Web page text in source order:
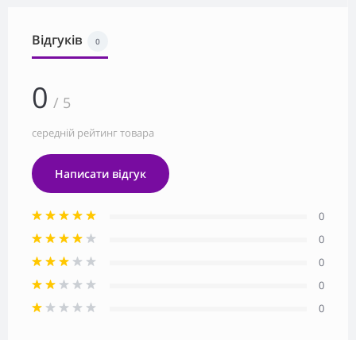
Відгуків 0
0 / 5
середній рейтинг товара
Написати відгук
0
0
0
0
0